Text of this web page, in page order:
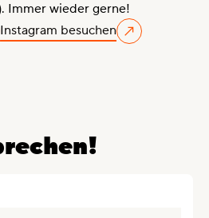
Immer wieder gerne!
Instagram besuchen